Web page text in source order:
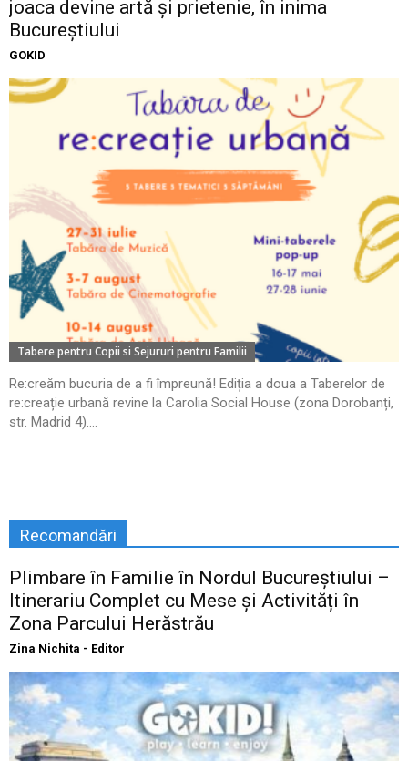
joaca devine artă și prietenie, în inima
Bucureștiului
GOKID
Tabere pentru Copii si Sejururi pentru Familii
Re:creăm bucuria de a fi împreună! Ediția a doua a Taberelor de
re:creație urbană revine la Carolia Social House (zona Dorobanți,
str. Madrid 4)....
Recomandări
Plimbare în Familie în Nordul Bucureștiului –
Itinerariu Complet cu Mese și Activități în
Zona Parcului Herăstrău
Zina Nichita - Editor